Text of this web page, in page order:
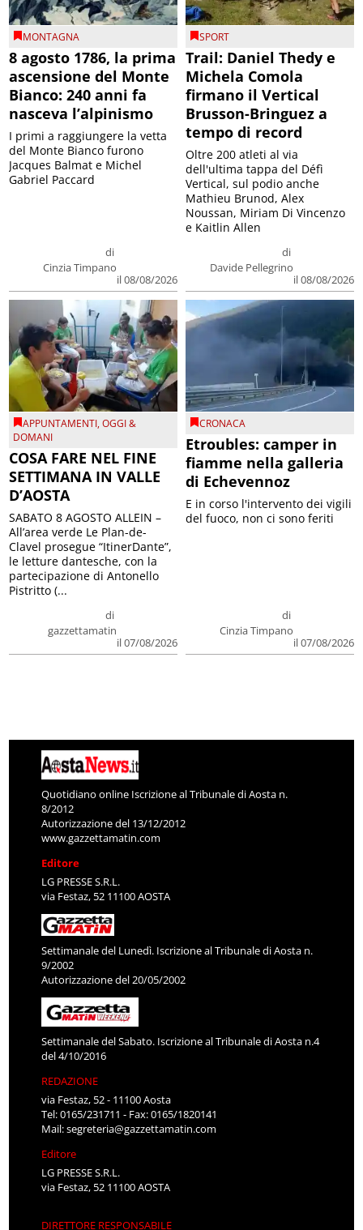
MONTAGNA
8 agosto 1786, la prima
ascensione del Monte
Bianco: 240 anni fa
nasceva l’alpinismo
di
Cinzia Timpano
il 08/08/2026
I primi a raggiungere la vetta
del Monte Bianco furono
Jacques Balmat e Michel
Gabriel Paccard
SPORT
Trail: Daniel Thedy e
Michela Comola
firmano il Vertical
Brusson-Bringuez a
tempo di record
di
Davide Pellegrino
il 08/08/2026
Oltre 200 atleti al via
dell'ultima tappa del Défì
Vertical, sul podio anche
Mathieu Brunod, Alex
Noussan, Miriam Di Vincenzo
e Kaitlin Allen
APPUNTAMENTI,OGGI &
DOMANI
COSA FARE NEL FINE
SETTIMANA IN VALLE
D’AOSTA
di
gazzettamatin
il 07/08/2026
SABATO 8 AGOSTO ALLEIN –
All’area verde Le Plan-de-
Clavel prosegue “ItinerDante”,
le letture dantesche, con la
partecipazione di Antonello
Pistritto (...
CRONACA
Etroubles: camper in
fiamme nella galleria
di Echevennoz
di
Cinzia Timpano
il 07/08/2026
E in corso l'intervento dei vigili
del fuoco, non ci sono feriti
Quotidiano online Iscrizione al Tribunale di Aosta n.
8/2012
Autorizzazione del 13/12/2012
www.gazzettamatin.com
Editore
LG PRESSE S.R.L.
via Festaz, 52 11100 AOSTA
Settimanale del Lunedì. Iscrizione al Tribunale di Aosta n.
9/2002
Autorizzazione del 20/05/2002
Settimanale del Sabato. Iscrizione al Tribunale di Aosta n.4
del 4/10/2016
REDAZIONE
via Festaz, 52 - 11100 Aosta
Tel: 0165/231711 - Fax: 0165/1820141
Mail:segreteria@gazzettamatin.com
Editore
LG PRESSE S.R.L.
via Festaz, 52 11100 AOSTA
DIRETTORE RESPONSABILE